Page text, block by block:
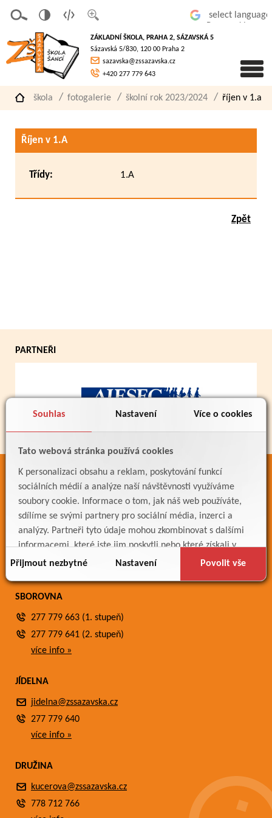
Souhlas Nastavení Více o cookies
Tato webová stránka používá cookies
K personalizaci obsahu a reklam, poskytování funkcí
sociálních médií a analýze naší návštěvnosti využíváme
soubory cookie. Informace o tom, jak náš web používáte,
sdílíme se svými partnery pro sociální média, inzerci a
analýzy. Partneři tyto údaje mohou zkombinovat s dalšími
informacemi, které jste jim poskytli nebo které získali v
důsledku toho, že používáte jejich služby.
Přijmout nezbytné Nastavení Povolit vše
písmo
á
verze
pro
slaboz
raké
ZÁKLADNÍ ŠKOLA, PRAHA 2, SÁZAVSKÁ 5
Sázavská 5/830, 120 00 Praha 2
sazavska@zssazavska.cz
+420 277 779 643
škola fotogalerie školní rok 2023/2024 říjen v 1.a
Říjen v 1.A
Třídy: 1.A
Zpět
PARTNEŘI
ODKAZY
Bakaláři
Jídelníček
Meteostanice
Fotogalerie
Kontakty
SBOROVNA
277 779 663 (1. stupeň)
277 779 641 (2. stupeň)
více info »
JÍDELNA
jidelna@zssazavska.cz
277 779 640
více info »
DRUŽINA
kucerova@zssazavska.cz
778 712 766